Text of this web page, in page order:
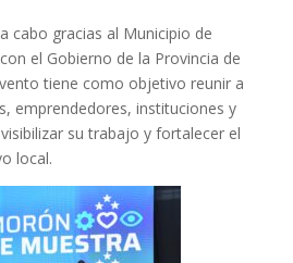
cabo gracias al Municipio de
el Gobierno de la Provincia de
tiene como objetivo reunir a
emprendedores, instituciones y
su trabajo y fortalecer el
local.